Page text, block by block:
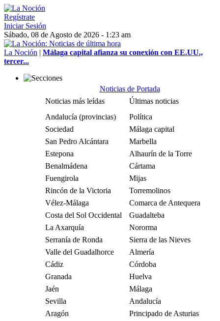
Regístrate
Iniciar Sesión
Sábado, 08 de Agosto de 2026 - 1:23 am
La Noción | Málaga capital afianza su conexión con EE.UU.,
tercer...
Noticias de Portada
Noticias más leídas
Últimas noticias
Andalucía (provincias)
Política
Sociedad
Málaga capital
San Pedro Alcántara
Marbella
Estepona
Alhaurín de la Torre
Benalmádena
Cártama
Fuengirola
Mijas
Rincón de la Victoria
Torremolinos
Vélez-Málaga
Comarca de Antequera
Costa del Sol Occidental
Guadalteba
La Axarquía
Nororma
Serranía de Ronda
Sierra de las Nieves
Valle del Guadalhorce
Almería
Cádiz
Córdoba
Granada
Huelva
Jaén
Málaga
Sevilla
Andalucía
Aragón
Principado de Asturias